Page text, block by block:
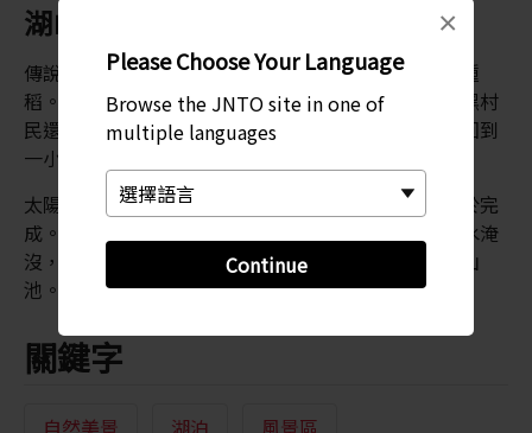
Please Choose Your Language
Browse the JNTO site in one of
multiple languages
Continue
×
湖山池的傳說
傳說中，多年前某位富有的大亨，想要當地村民幫他種
稻。這個工作每年都要花整日時間，但某一次到了天黑村
民還沒完成工作。這名大亨召喚出一支金扇，要太陽回到
一小時前的位置，讓村民能完成種稻的工作。
太陽回到一小時前的適當位置，這項累人的工作才終於完
成。然而，太陽被這個要求激怒。隔天早晨，稻田被水淹
沒，從此永遠成為一座大湖以示懲罰。這座湖就是湖山
池。
關鍵字
自然美景 湖泊 風景區